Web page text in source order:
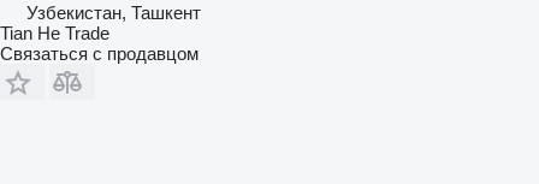
Узбекистан, Ташкент
Tian He Trade
Связаться с продавцом